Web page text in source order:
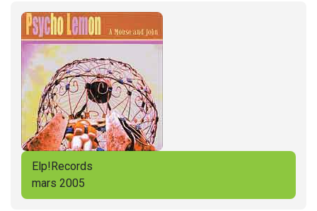
Elp!Records
mars 2005